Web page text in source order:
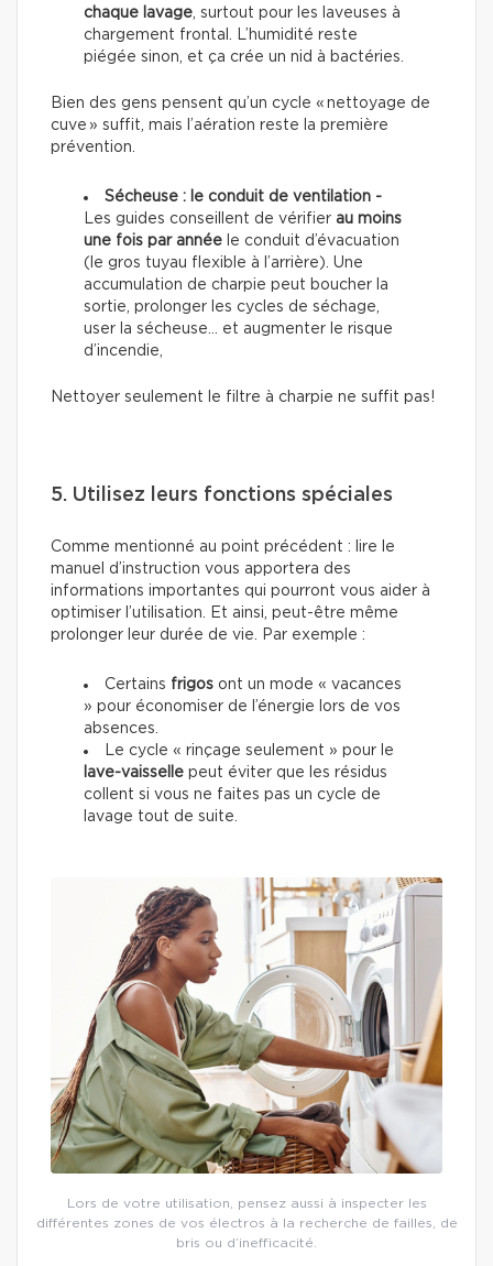
chaque lavage, surtout pour les laveuses à
chargement frontal. L’humidité reste
piégée sinon, et ça crée un nid à bactéries.
Bien des gens pensent qu’un cycle « nettoyage de
cuve » suffit, mais l’aération reste la première
prévention.
Sécheuse : le conduit de ventilation -
Les guides conseillent de vérifier au moins
une fois par année le conduit d’évacuation
(le gros tuyau flexible à l’arrière). Une
accumulation de charpie peut boucher la
sortie, prolonger les cycles de séchage,
user la sécheuse… et augmenter le risque
d’incendie,
Nettoyer seulement le filtre à charpie ne suffit pas!
5. Utilisez leurs fonctions spéciales
Comme mentionné au point précédent : lire le
manuel d’instruction vous apportera des
informations importantes qui pourront vous aider à
optimiser l’utilisation. Et ainsi, peut-être même
prolonger leur durée de vie. Par exemple :
Certains frigos ont un mode « vacances
» pour économiser de l’énergie lors de vos
absences.
Le cycle « rinçage seulement » pour le
lave-vaisselle peut éviter que les résidus
collent si vous ne faites pas un cycle de
lavage tout de suite.
Lors de votre utilisation, pensez aussi à inspecter les
différentes zones de vos électros à la recherche de failles, de
bris ou d’inefficacité.